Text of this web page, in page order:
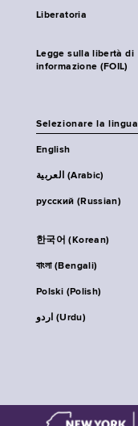
Liberatoria
Legge sulla libertà di
informazione (FOIL)
Selezionare la lingua
English
العربية (Arabic)
русский (Russian)
한국어 (Korean)
বাংলা (Bengali)
Polski (Polish)
اردو (Urdu)